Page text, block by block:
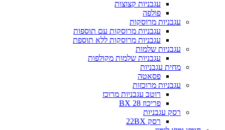
עגבניות קצוצות
פולפה
עגבניות מרוסקות
עגבניות מרוסקות עם תוספות
עגבניות מרוסקות ללא תוספת
עגבניות שלמות
עגבניות שלמות מקולפות
מחית עגבניות
פסאטה
עגבניות מרוכזות
רוטב עגבניות מרוכז
פריכוז BX 28
רסק עגבניות
רסק 22BX